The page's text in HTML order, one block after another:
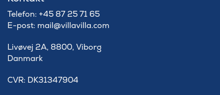
Telefon: +45 87 25 71 65
E-post: mail@villavilla.com
Livøvej 2A, 8800, Viborg
Danmark
​CVR: DK31347904